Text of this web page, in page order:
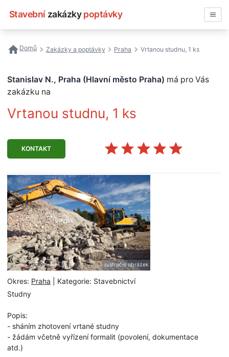
Stavební zakázky poptávky
Nejčastější vyhledávání
Registrace firmy
Domů Zakázky a poptávky Praha Vrtanou studnu, 1 ks
Stanislav N., Praha (Hlavní město Praha) má pro Vás
zakázku na
Vrtanou studnu, 1 ks
KONTAKT
Okres: Praha | Kategorie: Stavebnictví
Studny
Popis:
- sháním zhotovení vrtané studny
- žádám včetně vyřízení formalit (povolení, dokumentace
atd.)
ilustrační obrázek